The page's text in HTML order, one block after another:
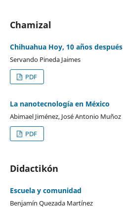
Chamizal
Chihuahua Hoy, 10 años después
Servando Pineda Jaimes
PDF
La nanotecnología en México
Abimael Jiménez, José Antonio Muñoz
PDF
Didactikón
Escuela y comunidad
Benjamín Quezada Martínez